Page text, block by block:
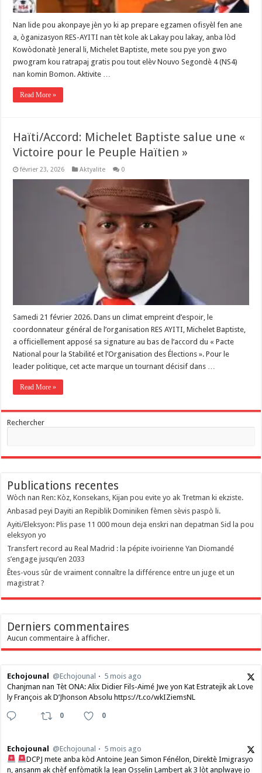
Nan lide pou akonpaye jèn yo ki ap prepare egzamen ofisyèl fen ane
a, òganizasyon RES-AYITI nan tèt kole ak Lakay pou lakay, anba lòd
Kowòdonatè Jeneral li, Michelet Baptiste, mete sou pye yon gwo
pwogram kou ratrapaj gratis pou tout elèv Nouvo Segondè 4 (NS4)
nan komin Bomon. Aktivite …
Read More »
Haïti/Accord: Michelet Baptiste salue une «
Victoire pour le Peuple Haïtien »
février 23, 2026 Aktyalite 0
Samedi 21 février 2026. Dans un climat empreint d’espoir, le
coordonnateur général de l’organisation RES AYITI, Michelet Baptiste,
a officiellement apposé sa signature au bas de l’accord du « Pacte
National pour la Stabilité et l’Organisation des Élections ». Pour le
leader politique, cet acte marque un tournant décisif dans …
Read More »
Rechercher
Publications recentes
Wòch nan Ren: Kòz, Konsekans, Kijan pou evite yo ak Tretman ki ekziste.
Anbasad peyi Dayiti an Repiblik Dominiken fèmen sèvis paspò li.
Ayiti/Eleksyon: Plis pase 11 000 moun deja enskri nan depatman Sid la pou
eleksyon yo
Transfert record au Real Madrid : la pépite ivoirienne Yan Diomandé
s’engage jusqu’en 2033
Êtes-vous sûr de vraiment connaître la différence entre un juge et un
magistrat ?
Derniers commentaires
Aucun commentaire à afficher.
Echojounal @Echojounal
5 mois ago
Chanjman nan Tèt ONA: Alix Didier Fils-Aimé Jwe yon Kat Estratejik ak Love
ly François ak D’Jhonson Absolu https://t.co/wkIZiemsNL
0 0
Echojounal @Echojounal
5 mois ago
DCPJ mete anba kòd Antoine Jean Simon Fénélon, Direktè Imigrasyo
n, ansanm ak chèf enfòmatik la Jean Osselin Lambert ak 3 lòt anplwaye jo